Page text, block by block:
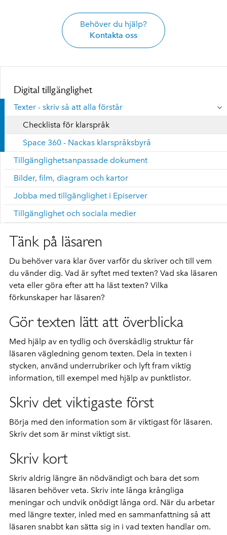
Behöver du hjälp?
Kontakta oss
Digital tillgänglighet
Texter - skriv så att alla förstår
Checklista för klarspråk
Space 360 - Nackas klarspråksbyrå
Tillgänglighetsanpassade dokument
Bilder, film, diagram och kartor
Jobba med tillgänglighet i Episerver
Tillgänglighet och sociala medier
Tänk på läsaren
Du behöver vara klar över varför du skriver och till vem
du vänder dig. Vad är syftet med texten? Vad ska läsaren
veta eller göra efter att ha läst texten? Vilka
förkunskaper har läsaren?
Gör texten lätt att överblicka
Med hjälp av en tydlig och överskådlig struktur får
läsaren vägledning genom texten. Dela in texten i
stycken, använd underrubriker och lyft fram viktig
information, till exempel med hjälp av punktlistor.
Skriv det viktigaste först
Börja med den information som är viktigast för läsaren.
Skriv det som är minst viktigt sist.
Skriv kort
Skriv aldrig längre än nödvändigt och bara det som
läsaren behöver veta. Skriv inte långa krångliga
meningar och undvik onödigt långa ord. När du arbetar
med längre texter, inled med en sammanfattning så att
läsaren snabbt kan sätta sig in i vad texten handlar om.